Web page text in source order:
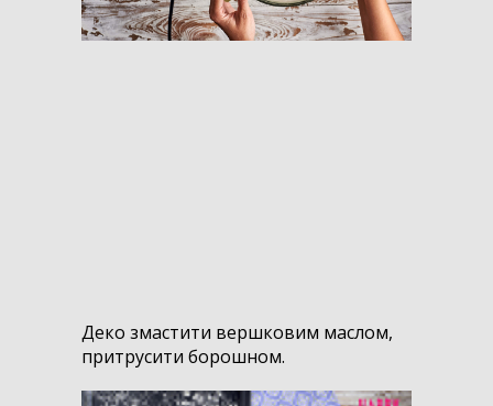
Деко змастити вершковим маслом,
притрусити борошном.